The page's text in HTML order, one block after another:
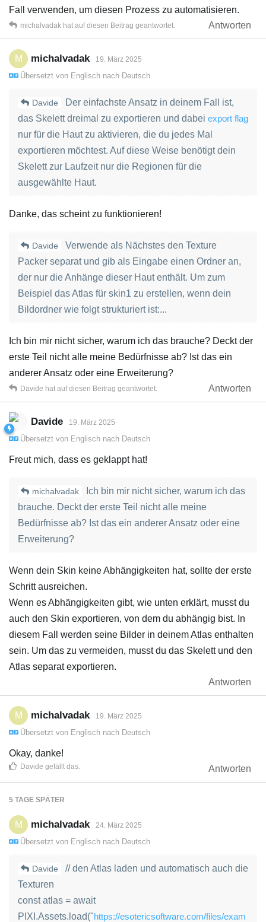
Fall verwenden, um diesen Prozess zu automatisieren.
Antworten
michalvadak hat auf diesen Beitrag geantwortet.
M michalvadak 19. März 2025
Übersetzt von Englisch nach Deutsch
Davide
Der einfachste Ansatz in deinem Fall ist,
das Skelett dreimal zu exportieren und dabei export flag
nur für die Haut zu aktivieren, die du jedes Mal
exportieren möchtest. Auf diese Weise benötigt dein
Skelett zur Laufzeit nur die Regionen für die
ausgewählte Haut.
Danke, das scheint zu funktionieren!
Davide
Verwende als Nächstes den Texture
Packer separat und gib als Eingabe einen Ordner an,
der nur die Anhänge dieser Haut enthält. Um zum
Beispiel das Atlas für skin1 zu erstellen, wenn dein
Bildordner wie folgt strukturiert ist:...
Ich bin mir nicht sicher, warum ich das brauche? Deckt der
erste Teil nicht alle meine Bedürfnisse ab? Ist das ein
anderer Ansatz oder eine Erweiterung?
Antworten
Davide hat auf diesen Beitrag geantwortet.
Davide 19. März 2025
Übersetzt von Englisch nach Deutsch
Freut mich, dass es geklappt hat!
michalvadak
Ich bin mir nicht sicher, warum ich das
brauche. Deckt der erste Teil nicht alle meine
Bedürfnisse ab? Ist das ein anderer Ansatz oder eine
Erweiterung?
Wenn dein Skin keine Abhängigkeiten hat, sollte der erste
Schritt ausreichen.
Wenn es Abhängigkeiten gibt, wie unten erklärt, musst du
auch den Skin exportieren, von dem du abhängig bist. In
diesem Fall werden seine Bilder in deinem Atlas enthalten
sein. Um das zu vermeiden, musst du das Skelett und den
Atlas separat exportieren.
Antworten
M michalvadak 19. März 2025
Übersetzt von Englisch nach Deutsch
Okay, danke!
Antworten
Davide gefällt das.
5 TAGE SPÄTER
M michalvadak 24. März 2025
Übersetzt von Englisch nach Deutsch
Davide
// den Atlas laden und automatisch auch die
Texturen
const atlas = await
PIXI.Assets.load("https://esotericsoftware.com/files/exam